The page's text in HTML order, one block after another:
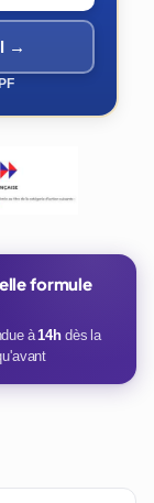
→
formule
à14hdès la